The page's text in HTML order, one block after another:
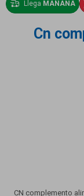
Llega MAÑANA
Cn
CN complemento